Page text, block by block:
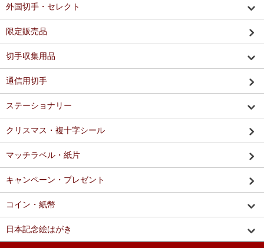
外国切手・セレクト
限定販売品
切手収集用品
通信用切手
ステーショナリー
クリスマス・複十字シール
マッチラベル・紙片
キャンペーン・プレゼント
コイン・紙幣
日本記念絵はがき